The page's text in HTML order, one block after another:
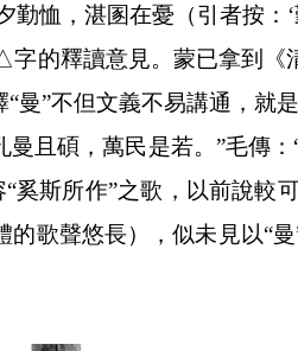
恤，湛圂在憂（引者按：‘
的釋讀意見。蒙已拿到《
”不但文義不易講通，就
且碩，萬民是若。”毛傳
奚斯所作”之歌，以前說較
歌聲悠長），似未見以“